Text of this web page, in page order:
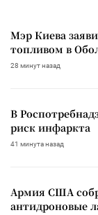
Мэр Киева
топливом в
28 минут назад
В
риск инфаркта
41 минута назад
Армия США
антидроновые